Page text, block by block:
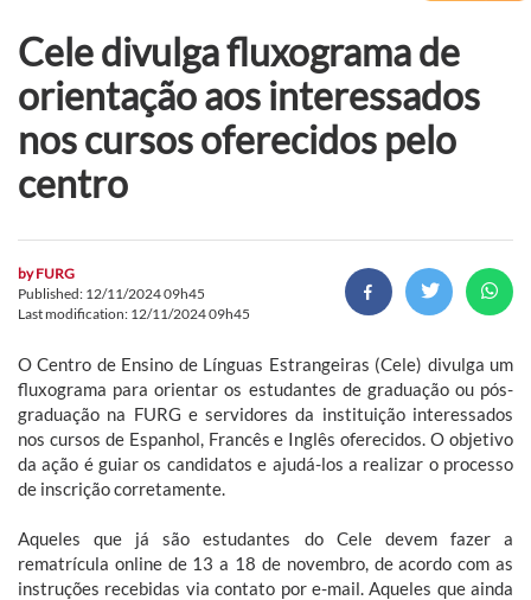
Cele divulga fluxograma de
orientação aos interessados
nos cursos oferecidos pelo
centro
byFURG
Published: 12/11/2024 09h45
Last modification: 12/11/2024 09h45
O Centro de Ensino de Línguas Estrangeiras (Cele) divulga um
fluxograma para orientar os estudantes de graduação ou pós-
graduação na FURG e servidores da instituição interessados
nos cursos de Espanhol, Francês e Inglês oferecidos. O objetivo
da ação é guiar os candidatos e ajudá-los a realizar o processo
de inscrição corretamente.
Aqueles que já são estudantes do Cele devem fazer a
rematrícula online de 13 a 18 de novembro, de acordo com as
instruções recebidas via contato por e-mail. Aqueles que ainda